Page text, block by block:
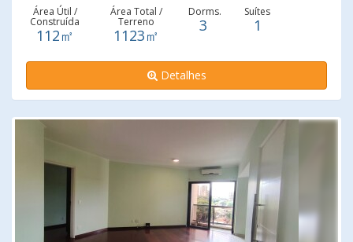
quartos bem distribuídos, perfeito para famílias ou para
quem deseja ambientes versáteis, como escritório ou
quarto de hóspedes. A localização é um dos principais
diferenciais. Situado na região da Lapa, o apartamento
está próximo de diversos pontos de interesse, como:;
Terminal Lapa – Facilita o acesso a diversas linhas de
com outras regiões da cidade Colégio Adventista da Lapa
– Opção de ensino reconhecida e próxima Tietê Plaza
Shopping – Lojas, alimentação e entretenimento em um
só lugar Com uma combinação equilibrada de espaço,
localização estratégica e fácil acesso a serviços
essenciais, este imóvel é ideal para quem deseja viver
com conforto e qualidade em São Paulo. Entre em
Área Útil /
Construída
112㎡
Área Total /
Terreno
1123㎡
Dorms.
3
Suítes
1
Detalhes